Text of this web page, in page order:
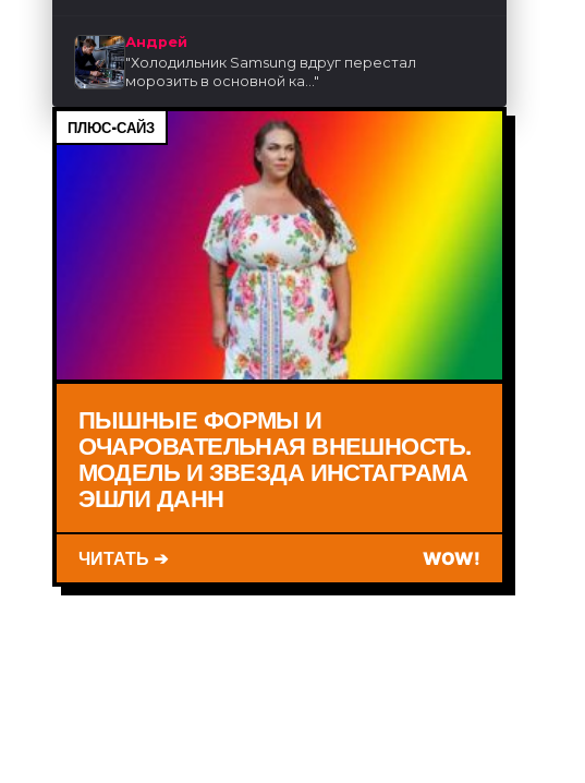
Андрей
"Холодильник Samsung вдруг перестал
морозить в основной ка..."
ПЛЮС-САЙЗ
ПЫШНЫЕ ФОРМЫ И
ОЧАРОВАТЕЛЬНАЯ ВНЕШНОСТЬ.
МОДЕЛЬ И ЗВЕЗДА ИНСТАГРАМА
ЭШЛИ ДАНН
ЧИТАТЬ ➔ WOW!